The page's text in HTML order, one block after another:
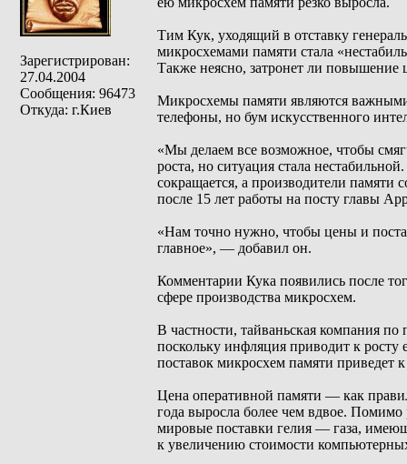
Зарегистрирован:
27.04.2004
Сообщения: 96473
Откуда: г.Киев
Тим Кук, уходящий в отставку
микросхемами памяти стала
Также неясно, затронет ли повышение
Микросхемы памяти являются
телефоны, но бум искусственного
«Мы делаем все возможное, чтобы
роста, но ситуация стала
сокращается, а производители
после 15 лет работы на посту главы
«Нам точно нужно, чтобы цены и
главное», — добавил он.
Комментарии Кука появились после
сфере производства микросхем.
В частности, тайваньская компания
поскольку инфляция приводит к росту
поставок микросхем памяти приведет
Цена оперативной памяти — как
года выросла более чем вдвое.
мировые поставки гелия — газа,
к увеличению стоимости